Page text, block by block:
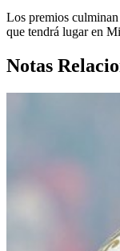
Los premios
que tendrá lugar en
Notas